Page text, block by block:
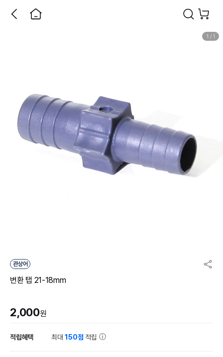
1 / 1
관상어
변환 탭 21-18mm
2,000원
적립혜택 최대150점 적립